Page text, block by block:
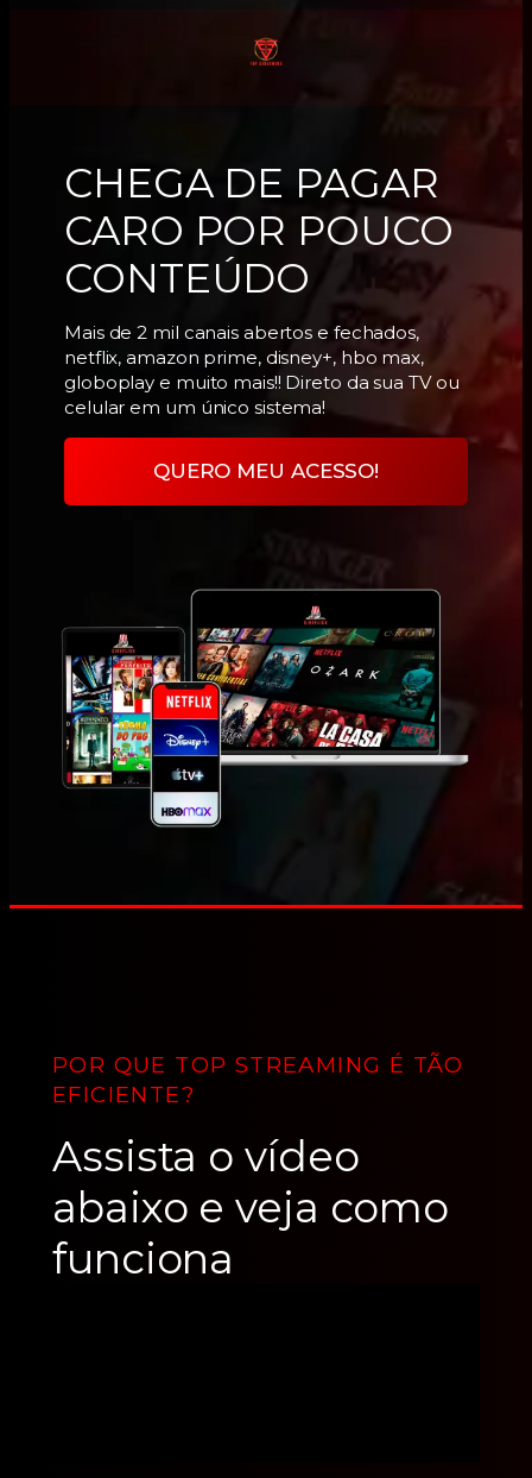
CHEGA DE PAGAR
CARO POR POUCO
CONTEÚDO
Mais de 2 mil canais abertos e fechados,
netflix, amazon prime, disney+, hbo max,
globoplay e muito mais!! Direto da sua TV ou
celular em um único sistema!
QUERO MEU ACESSO!
POR QUE TOP STREAMING É TÃO
EFICIENTE?
Assista o vídeo
abaixo e veja como
funciona